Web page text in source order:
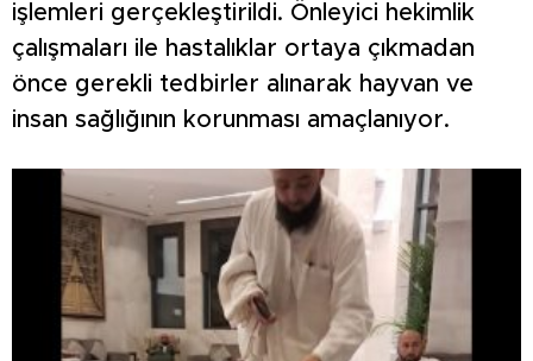
işlemleri gerçekleştirildi. Önleyici hekimlik
çalışmaları ile hastalıklar ortaya çıkmadan
önce gerekli tedbirler alınarak hayvan ve
insan sağlığının korunması amaçlanıyor.